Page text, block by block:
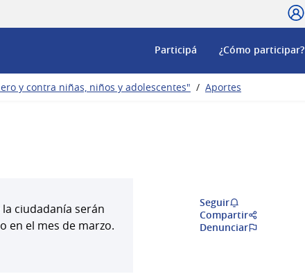
Participá ¿Cómo participar?
y contra niñas, niños y adolescentes" / Aportes
ciudadanía serán
en el mes de marzo.
Seguir
Compartir
Denunciar